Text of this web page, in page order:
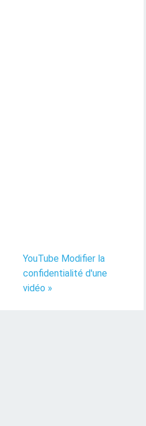
YouTube Modifier la
confidentialité d'une
vidéo »